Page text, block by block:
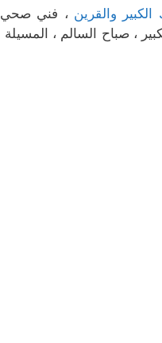
والقرين ، فني صحي
، صباح السالم ،